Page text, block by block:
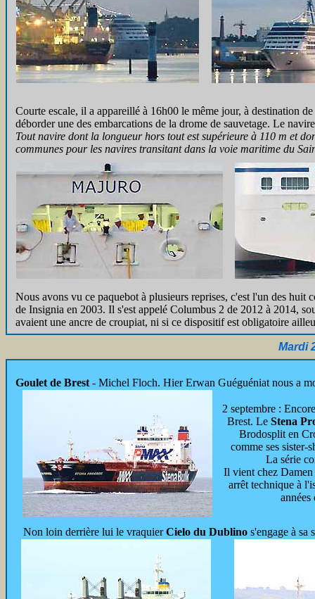
Courte escale, il a appareillé à 16h00 le même jour, à destination
déborder une des embarcations de la drome de sauvetage. Le
Tout navire dont la longueur hors tout est supérieure à 110 m et
communes pour les navires transitant dans la voie maritime du
Nous avons vu ce paquebot à plusieurs reprises, c'est l'un des
de Insignia en 2003. Il s'est appelé Columbus 2 de 2012 à 2014,
avaient une ancre de croupiat, ni si ce dispositif est obligatoire
Mardi
Goulet de Brest - Michel Floch. Hier Erwan Guéguéniat nous a
2 septembre :
Brest. Le Stena
Brodosplit en
comme ses sister-
La série
Il vient chez
arrêt technique à
années
Non loin derrière lui le vraquierCielo du Dublino s'engage à sa